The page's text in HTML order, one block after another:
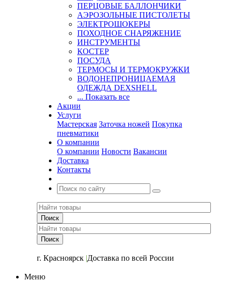
ПЕРЦОВЫЕ БАЛЛОНЧИКИ
АЭРОЗОЛЬНЫЕ ПИСТОЛЕТЫ
ЭЛЕКТРОШОКЕРЫ
ПОХОДНОЕ СНАРЯЖЕНИЕ
ИНСТРУМЕНТЫ
КОСТЕР
ПОСУДА
ТЕРМОСЫ И ТЕРМОКРУЖКИ
ВОДОНЕПРОНИЦАЕМАЯ
ОДЕЖДА DEXSHELL
... Показать все
Акции
Услуги
Мастерская Заточка ножей Покупка
пневматики
О компании
О компании Новости Вакансии
Доставка
Контакты
г. Красноярск |Доставка по всей России
Меню